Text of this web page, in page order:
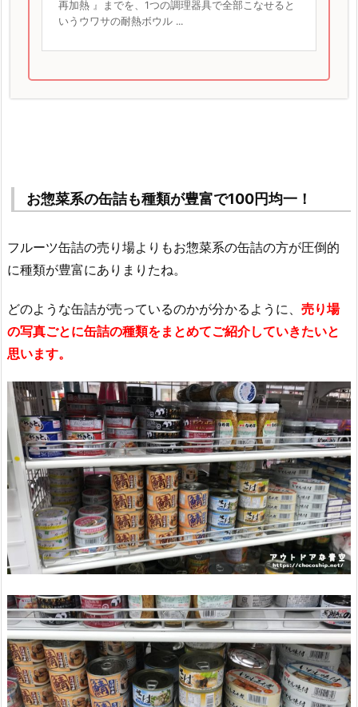
再加熱 』までを、1つの調理器具で全部こなせると
いうウワサの耐熱ボウル ...
お惣菜系の缶詰も種類が豊富で100円均一！
フルーツ缶詰の売り場よりもお惣菜系の缶詰の方が圧倒的
に種類が豊富にありまりたね。
どのような缶詰が売っているのかが分かるように、 売り場
の写真ごとに缶詰の種類をまとめてご紹介していきたいと
思います。